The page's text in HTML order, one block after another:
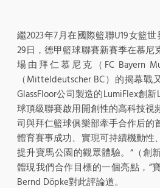
繼2023年7月在國際籃聯U19女籃
29日，德甲籃球聯賽新賽季在慕尼
場由拜仁慕尼克（FC Bayern
（Mitteldeutscher BC）的揭幕戰
GlassFloor公司製造的LumiFlex創
球頂級聯賽啟用開創性的高科技視
司與拜仁籃球俱樂部牽手合作后的
體育賽事成功、實現可持續機動性
提升寶馬公園的觀眾體驗。“（創
體現我們合作目標的一個亮點，”
Bernd Döpke對此評論道。